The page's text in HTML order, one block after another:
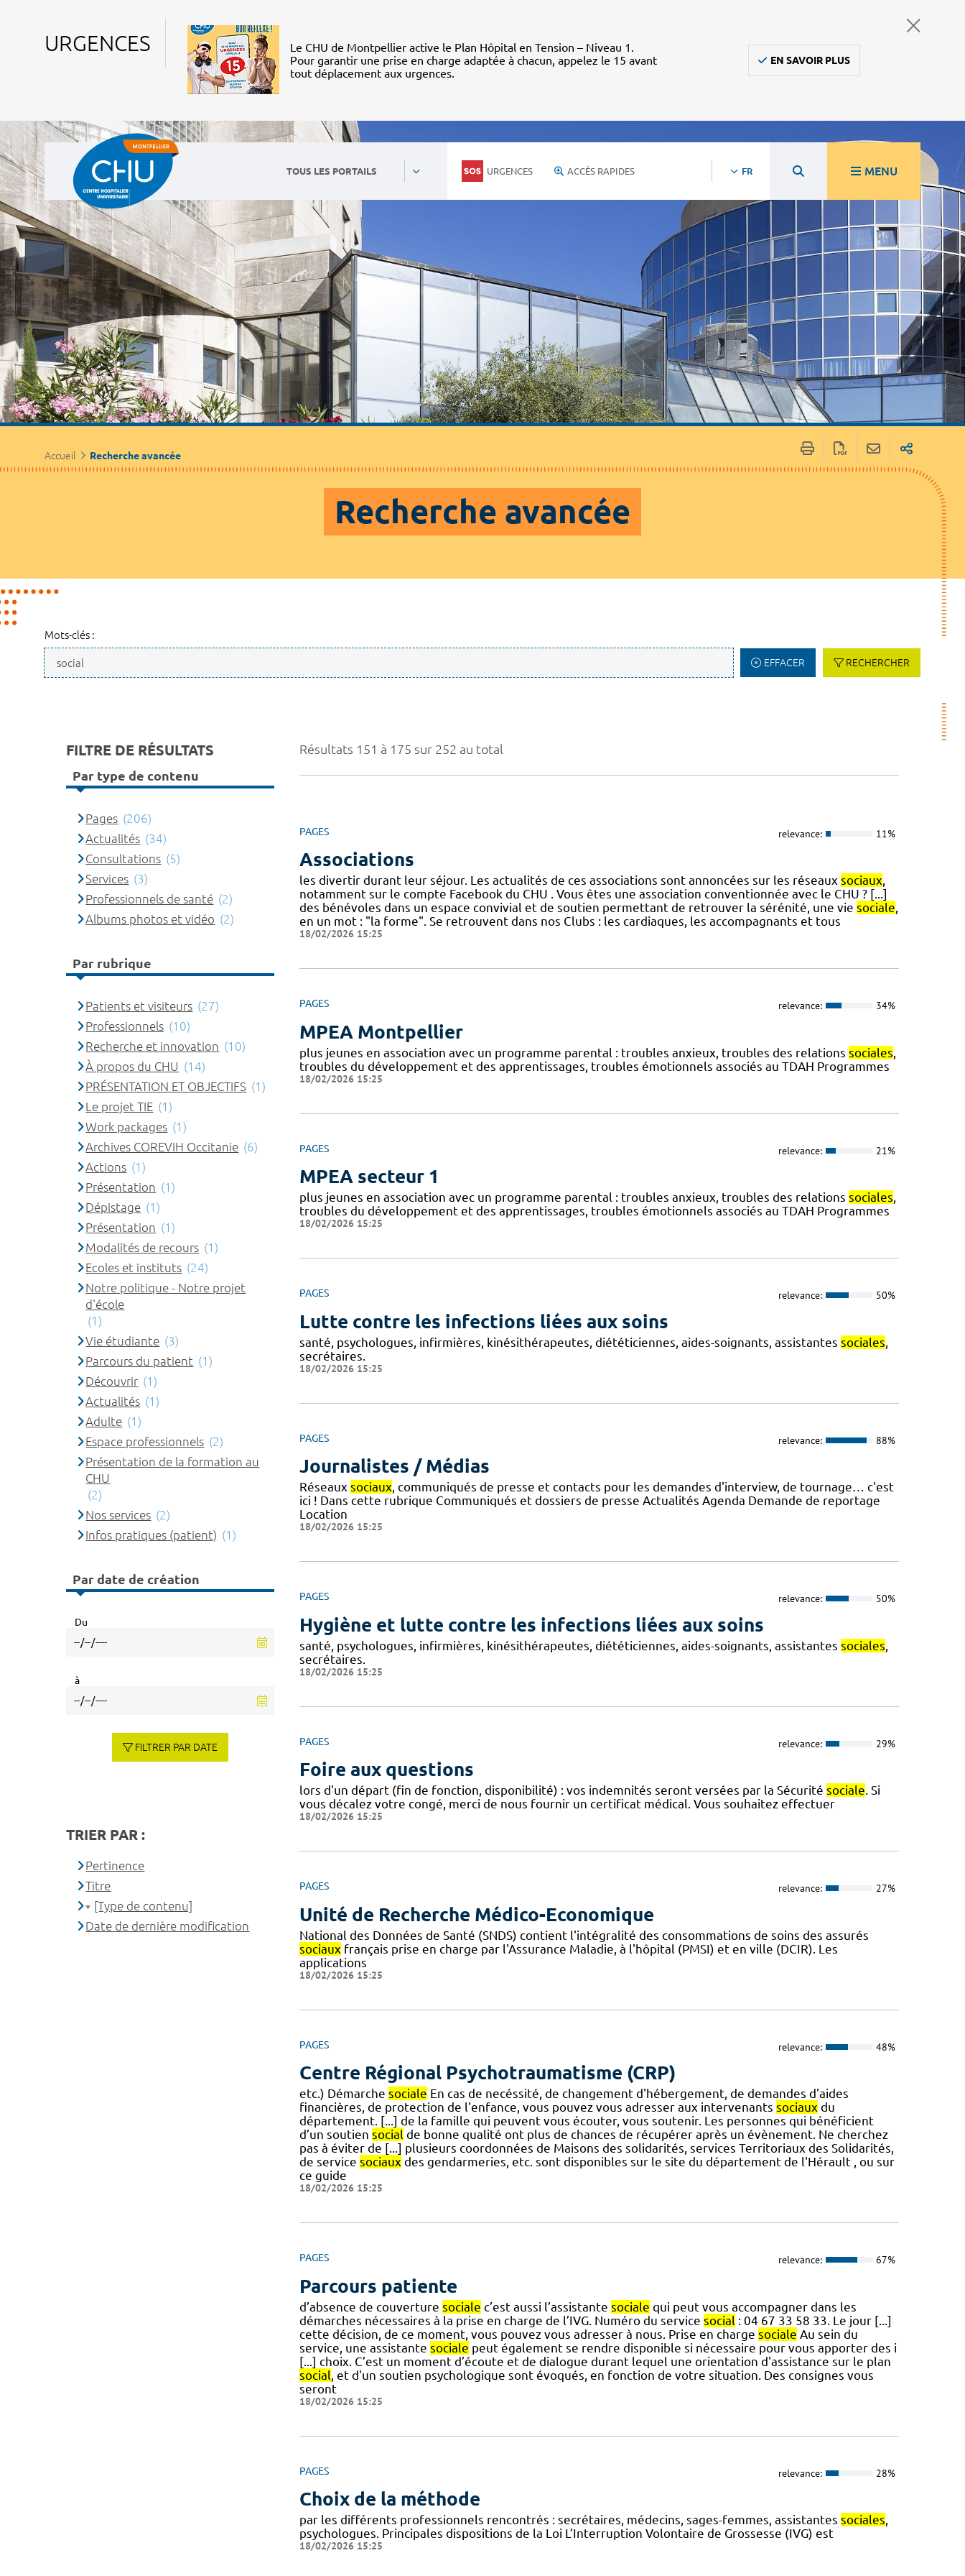
URGENCES
Le CHU de Montpellier active le Plan Hôpital en Tension – Niveau 1.
Pour garantir une prise en charge adaptée à chacun, appelez le 15 avant
tout déplacement aux urgences.
EN SAVOIR PLUS
TOUS LES PORTAILS URGENCES ACCÈS RAPIDES FR MENU
Accueil Recherche avancée
Recherche avancée
Mots-clés :
EFFACER RECHERCHER
Résultats 151 à 175 sur 252 au total
PAGES relevance: 11%
Associations
les divertir durant leur séjour. Les actualités de ces associations sont annoncées sur les réseaux sociaux,
notamment sur le compte Facebook du CHU . Vous êtes une association conventionnée avec le CHU ? [...]
des bénévoles dans un espace convivial et de soutien permettant de retrouver la sérénité, une vie sociale,
en un mot : "la forme". Se retrouvent dans nos Clubs : les cardiaques, les accompagnants et tous
18/02/2026 15:25
PAGES relevance: 34%
MPEA Montpellier
plus jeunes en association avec un programme parental : troubles anxieux, troubles des relations sociales,
troubles du développement et des apprentissages, troubles émotionnels associés au TDAH Programmes
18/02/2026 15:25
PAGES relevance: 21%
MPEA secteur 1
plus jeunes en association avec un programme parental : troubles anxieux, troubles des relations sociales,
troubles du développement et des apprentissages, troubles émotionnels associés au TDAH Programmes
18/02/2026 15:25
PAGES relevance: 50%
Lutte contre les infections liées aux soins
santé, psychologues, infirmières, kinésithérapeutes, diététiciennes, aides-soignants, assistantes sociales,
secrétaires.
18/02/2026 15:25
PAGES relevance: 88%
Journalistes / Médias
Réseaux sociaux, communiqués de presse et contacts pour les demandes d'interview, de tournage… c'est
ici ! Dans cette rubrique Communiqués et dossiers de presse Actualités Agenda Demande de reportage
Location
18/02/2026 15:25
PAGES relevance: 50%
Hygiène et lutte contre les infections liées aux soins
santé, psychologues, infirmières, kinésithérapeutes, diététiciennes, aides-soignants, assistantes sociales,
secrétaires.
18/02/2026 15:25
PAGES relevance: 29%
Foire aux questions
lors d'un départ (fin de fonction, disponibilité) : vos indemnités seront versées par la Sécurité sociale. Si
vous décalez votre congé, merci de nous fournir un certificat médical. Vous souhaitez effectuer
18/02/2026 15:25
PAGES relevance: 27%
Unité de Recherche Médico-Economique
National des Données de Santé (SNDS) contient l'intégralité des consommations de soins des assurés
sociaux français prise en charge par l'Assurance Maladie, à l'hôpital (PMSI) et en ville (DCIR). Les
applications
18/02/2026 15:25
PAGES relevance: 48%
Centre Régional Psychotraumatisme (CRP)
etc.) Démarche sociale En cas de necéssité, de changement d'hébergement, de demandes d'aides
financières, de protection de l'enfance, vous pouvez vous adresser aux intervenants sociaux du
département. [...] de la famille qui peuvent vous écouter, vous soutenir. Les personnes qui bénéficient
d’un soutien social de bonne qualité ont plus de chances de récupérer après un évènement. Ne cherchez
pas à éviter de [...] plusieurs coordonnées de Maisons des solidarités, services Territoriaux des Solidarités,
de service sociaux des gendarmeries, etc. sont disponibles sur le site du département de l'Hérault , ou sur
ce guide
18/02/2026 15:25
PAGES relevance: 67%
Parcours patiente
d’absence de couverture sociale c’est aussi l’assistante sociale qui peut vous accompagner dans les
démarches nécessaires à la prise en charge de l’IVG. Numéro du service social : 04 67 33 58 33. Le jour [...]
cette décision, de ce moment, vous pouvez vous adresser à nous. Prise en charge sociale Au sein du
service, une assistante sociale peut également se rendre disponible si nécessaire pour vous apporter des i
[...] choix. C’est un moment d’écoute et de dialogue durant lequel une orientation d'assistance sur le plan
social, et d'un soutien psychologique sont évoqués, en fonction de votre situation. Des consignes vous
seront
18/02/2026 15:25
PAGES relevance: 28%
Choix de la méthode
par les différents professionnels rencontrés : secrétaires, médecins, sages-femmes, assistantes sociales,
psychologues. Principales dispositions de la Loi L’Interruption Volontaire de Grossesse (IVG) est
18/02/2026 15:25
FILTRE DE RÉSULTATS
Par type de contenu
Pages (206)
Actualités (34)
Consultations (5)
Services (3)
Professionnels de santé (2)
Albums photos et vidéo (2)
Par rubrique
Patients et visiteurs (27)
Professionnels (10)
Recherche et innovation (10)
À propos du CHU (14)
PRÉSENTATION ET OBJECTIFS (1)
Le projet TIE (1)
Work packages (1)
Archives COREVIH Occitanie (6)
Actions (1)
Présentation (1)
Dépistage (1)
Présentation (1)
Modalités de recours (1)
Ecoles et instituts (24)
Notre politique - Notre projet
d'école
(1)
Vie étudiante (3)
Parcours du patient (1)
Découvrir (1)
Actualités (1)
Adulte (1)
Espace professionnels (2)
Présentation de la formation au
CHU
(2)
Nos services (2)
Infos pratiques (patient) (1)
Par date de création
Du
à
FILTRER PAR DATE
TRIER PAR :
Pertinence
Titre
[Type de contenu]
Date de dernière modification